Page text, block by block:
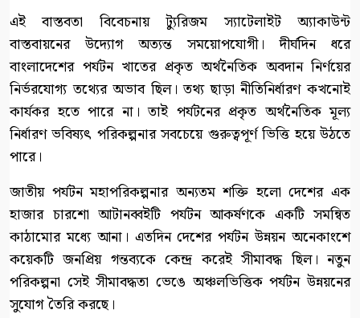
এই বাস্তবতা বিবেচনায় ট্যুরিজম স্যাটেলাইট অ্যাকাউন্ট
বাস্তবায়নের উদ্যোগ অত্যন্ত সময়োপযোগী। দীর্ঘদিন ধরে
বাংলাদেশের পর্যটন খাতের প্রকৃত অর্থনৈতিক অবদান নির্ণয়ের
নির্ভরযোগ্য তথ্যের অভাব ছিল। তথ্য ছাড়া নীতিনির্ধারণ কখনোই
কার্যকর হতে পারে না। তাই পর্যটনের প্রকৃত অর্থনৈতিক মূল্য
নির্ধারণ ভবিষ্যৎ পরিকল্পনার সবচেয়ে গুরুত্বপূর্ণ ভিত্তি হয়ে উঠতে
পারে।
জাতীয় পর্যটন মহাপরিকল্পনার অন্যতম শক্তি হলো দেশের এক
হাজার চারশো আটানব্বইটি পর্যটন আকর্ষণকে একটি সমন্বিত
কাঠামোর মধ্যে আনা। এতদিন দেশের পর্যটন উন্নয়ন অনেকাংশে
কয়েকটি জনপ্রিয় গন্তব্যকে কেন্দ্র করেই সীমাবদ্ধ ছিল। নতুন
পরিকল্পনা সেই সীমাবদ্ধতা ভেঙে অঞ্চলভিত্তিক পর্যটন উন্নয়নের
সুযোগ তৈরি করছে।